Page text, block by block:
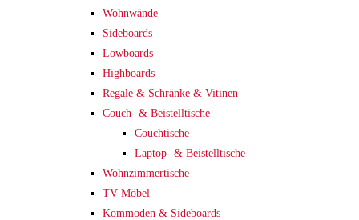
Wohnwände
Sideboards
Lowboards
Highboards
Regale & Schränke & Vitinen
Couch- & Beistelltische
Couchtische
Laptop- & Beistelltische
Wohnzimmertische
TV Möbel
Kommoden & Sideboards